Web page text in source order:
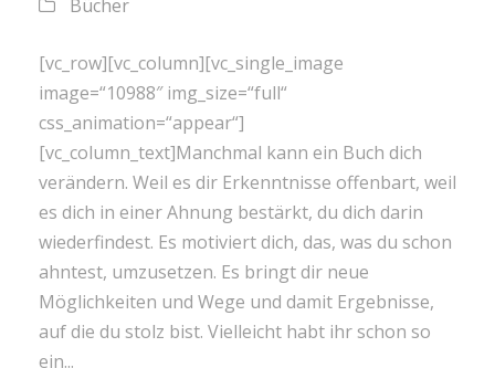
Bücher
[vc_row][vc_column][vc_single_image
image=“10988″ img_size=“full“
css_animation=“appear“]
[vc_column_text]Manchmal kann ein Buch dich
verändern. Weil es dir Erkenntnisse offenbart, weil
es dich in einer Ahnung bestärkt, du dich darin
wiederfindest. Es motiviert dich, das, was du schon
ahntest, umzusetzen. Es bringt dir neue
Möglichkeiten und Wege und damit Ergebnisse,
auf die du stolz bist. Vielleicht habt ihr schon so
ein...